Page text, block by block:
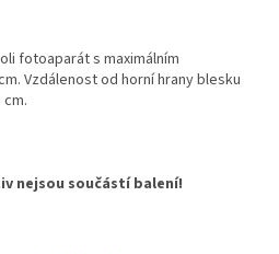
fotoaparát s maximálním
Vzdálenost od horní hrany blesku
nejsou součástí balení!